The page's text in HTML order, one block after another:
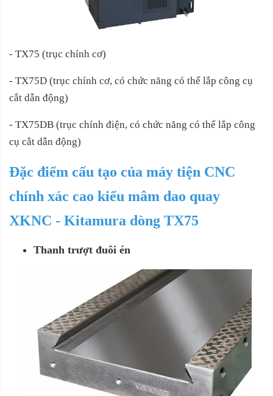
- TX75 (trục chính cơ)
- TX75D (trục chính cơ, có chức năng có thể lắp công cụ
cắt dẫn động)
- TX75DB (trục chính điện, có chức năng có thể lắp công
cụ cắt dẫn động)
Đặc điểm cấu tạo của máy tiện CNC
chính xác cao kiểu mâm dao quay
XKNC - Kitamura dòng TX75
Thanh trượt đuôi én